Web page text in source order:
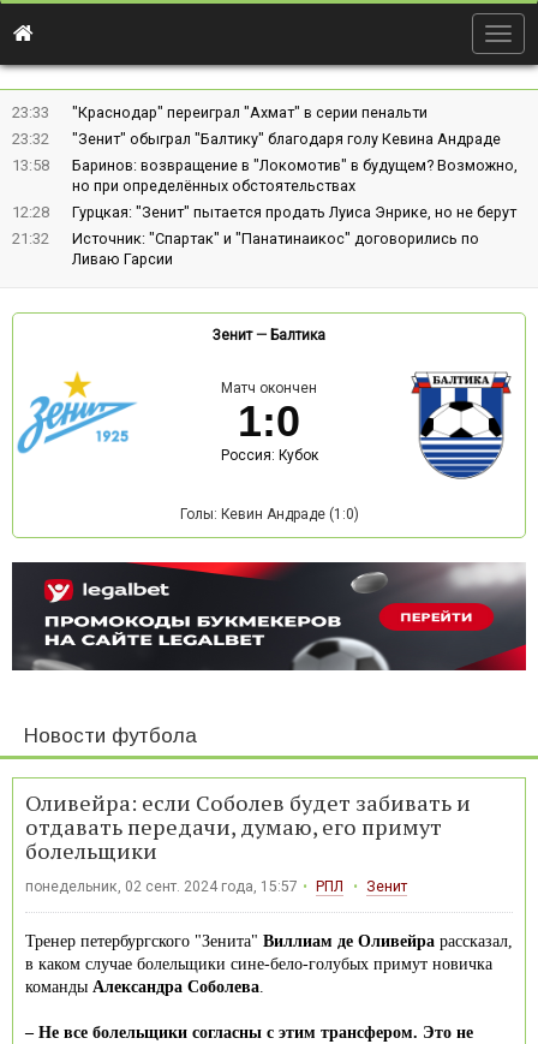
23:33
"Краснодар" переиграл "Ахмат" в серии пенальти
23:32
"Зенит" обыграл "Балтику" благодаря голу Кевина Андраде
13:58
Баринов: возвращение в "Локомотив" в будущем? Возможно,
но при определённых обстоятельствах
12:28
Гурцкая: "Зенит" пытается продать Луиса Энрике, но не берут
21:32
Источник: "Спартак" и "Панатинаикос" договорились по
Ливаю Гарсии
Зенит— Балтика
Матч окончен
1:0
Россия: Кубок
Голы: Кевин Андраде (1:0)
Новости футбола
Оливейра: если Соболев будет забивать и
отдавать передачи, думаю, его примут
болельщики
понедельник, 02 сент. 2024 года, 15:57 РПЛ Зенит
Тренер петербургского "Зенита" Виллиам де Оливейра рассказал,
в каком случае болельщики сине-бело-голубых примут новичка
команды Александра Соболева
– Не все болельщики согласны с этим трансфером. Это не